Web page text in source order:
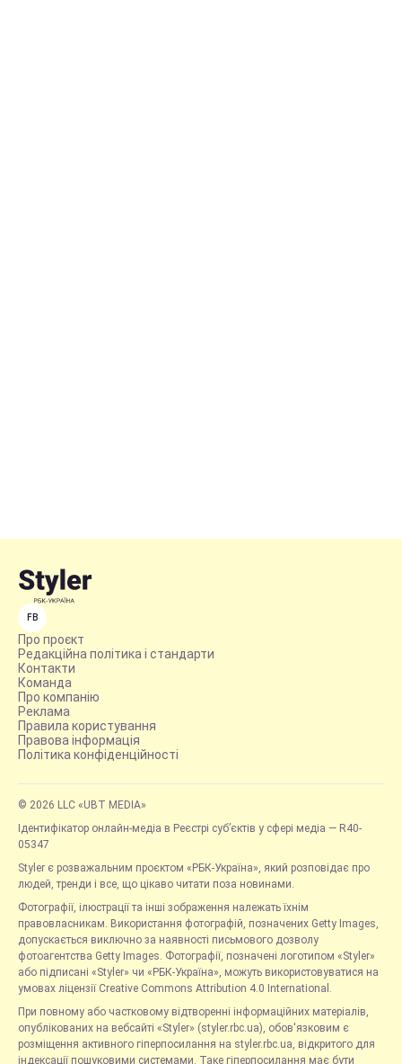
FB
Про проєкт
Редакційна політика і стандарти
Контакти
Команда
Про компанію
Реклама
Правила користування
Правова інформація
Політика конфіденційності
© 2026 LLC «UBT MEDIA»
Ідентифікатор онлайн-медіа в Реєстрі суб’єктів у сфері медіа — R40-
05347
Styler є розважальним проєктом «РБК-Україна», який розповідає про
людей, тренди і все, що цікаво читати поза новинами.
Фотографії, ілюстрації та інші зображення належать їхнім
правовласникам. Використання фотографій, позначених Getty Images,
допускається виключно за наявності письмового дозволу
фотоагентства Getty Images. Фотографії, позначені логотипом «Styler»
або підписані «Styler» чи «РБК-Україна», можуть використовуватися на
умовах ліцензії Creative Commons Attribution 4.0 International.
При повному або частковому відтворенні інформаційних матеріалів,
опублікованих на вебсайті «Styler» (styler.rbc.ua), обов'язковим є
розміщення активного гіперпосилання на styler.rbc.ua, відкритого для
індексації пошуковими системами. Таке гіперпосилання має бути